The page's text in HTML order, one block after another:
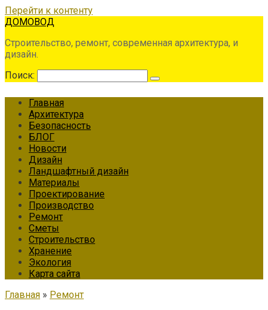
Перейти к контенту
ДОМОВОД
Строительство, ремонт, современная архитектура, и
дизайн.
Поиск:
Главная
Архитектура
Безопасность
БЛОГ
Новости
Дизайн
Ландшафтный дизайн
Материалы
Проектирование
Производство
Ремонт
Сметы
Строительство
Хранение
Экология
Карта сайта
Главная » Ремонт